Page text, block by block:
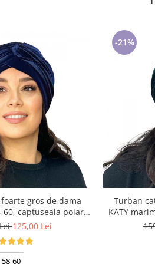
gros de dama
bleomarin
125,00 Lei
58-60
-21%
Turban
KATY